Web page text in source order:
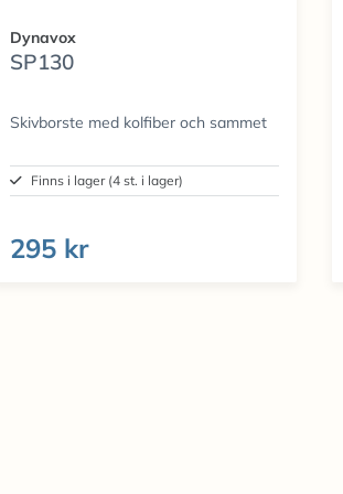
Dynavox
SP130
Skivborste med kolfiber och sammet
Finns i lager (4 st. i lager)
295 kr